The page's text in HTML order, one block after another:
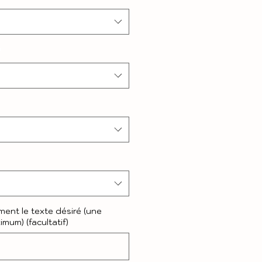
le texte désiré (une
(facultatif)